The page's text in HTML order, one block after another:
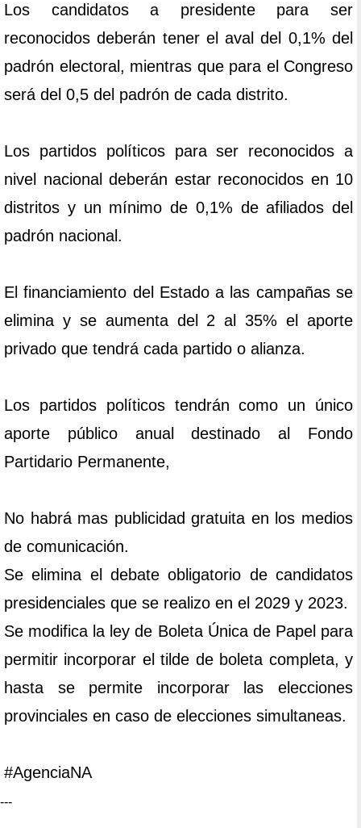
Los candidatos a presidente para ser
reconocidos deberán tener el aval del 0,1% del
padrón electoral, mientras que para el Congreso
será del 0,5 del padrón de cada distrito.
Los partidos políticos para ser reconocidos a
nivel nacional deberán estar reconocidos en 10
distritos y un mínimo de 0,1% de afiliados del
padrón nacional.
El financiamiento del Estado a las campañas se
elimina y se aumenta del 2 al 35% el aporte
privado que tendrá cada partido o alianza.
Los partidos políticos tendrán como un único
aporte público anual destinado al Fondo
Partidario Permanente,
No habrá mas publicidad gratuita en los medios
de comunicación.
Se elimina el debate obligatorio de candidatos
presidenciales que se realizo en el 2029 y 2023.
Se modifica la ley de Boleta Única de Papel para
permitir incorporar el tilde de boleta completa, y
hasta se permite incorporar las elecciones
provinciales en caso de elecciones simultaneas.
#AgenciaNA
---